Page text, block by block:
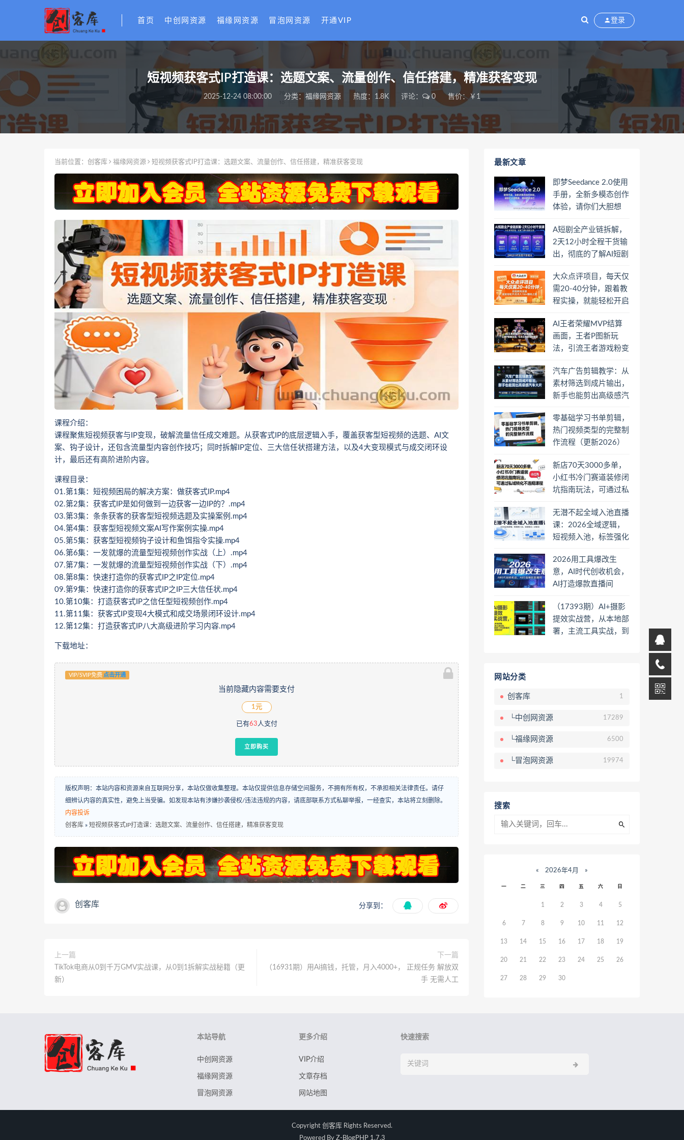
首页 中创网资源 福缘网资源 冒泡网资源 开通VIP 登录
短视频获客式IP打造课：选题文案、流量创作、信任搭建，精准获客变现
2025-12-24 08:00:00 分类： 福缘网资源 热度：1.8K 评论： 0 售价：￥1
当前位置： 创客库 福缘网资源 短视频获客式IP打造课：选题文案、流量创作、信任搭建，精准获客变现
课程介绍：
课程聚焦短视频获客与IP变现，破解流量信任成交难题。从获客式IP的底层逻辑入手，覆盖获客型短视频的选题、AI文
案、钩子设计，还包含流量型内容创作技巧；同时拆解IP定位、三大信任状搭建方法，以及4大变现模式与成交闭环设
计，最后还有高阶进阶内容。
课程目录：
01.第1集：短视频困局的解决方案：做获客式IP.mp4
02.第2集：获客式IP是如何做到一边获客一边IP的？.mp4
03.第3集：条条获客的获客型短视频选题及实操案例.mp4
04.第4集：获客型短视频文案AI写作案例实操.mp4
05.第5集：获客型短视频钩子设计和鱼饵指令实操.mp4
06.第6集：一发就爆的流量型短视频创作实战（上）.mp4
07.第7集：一发就爆的流量型短视频创作实战（下）.mp4
08.第8集：快速打造你的获客式IP之IP定位.mp4
09.第9集：快速打造你的获客式IP之IP三大信任状.mp4
10.第10集：打造获客式IP之信任型短视频创作.mp4
11.第11集：获客式IP变现4大模式和成交场景闭环设计.mp4
12.第12集：打造获客式IP八大高级进阶学习内容.mp4
下载地址：
VIP/SVIP免费 点击开通
当前隐藏内容需要支付
1元
已有63人支付
立即购买
版权声明：本站内容和资源来自互联网分享，本站仅做收集整理。本站仅提供信息存储空间服务，不拥有所有权，不承担相关法律责任。请仔
细辨认内容的真实性，避免上当受骗。如发现本站有涉嫌抄袭侵权/违法违规的内容，请底部联系方式私聊举报，一经查实，本站将立刻删除。
内容投诉
创客库 » 短视频获客式IP打造课：选题文案、流量创作、信任搭建，精准获客变现
创客库 分享到：
上一篇
TikTok电商从0到千万GMV实战课，从0到1拆解实战秘籍（更
新）
下一篇
（16931期）用Ai搞钱，托管，月入4000+， 正规任务 解放双
手 无需人工
最新文章
即梦Seedance 2.0使用
手册，全新多模态创作
体验，请你们大胆想
A短剧全产业链拆解，
2天12小时全程干货输
出，彻底的了解AI短剧
大众点评项目，每天仅
需20-40分钟，跟着教
程实操，就能轻松开启
AI王者荣耀MVP结算
画面，王者P图新玩
法，引流王者游戏粉变
汽车广告剪辑教学：从
素材筛选到成片输出，
新手也能剪出高级感汽
零基础学习书单剪辑，
热门视频类型的完整制
作流程（更新2026）
新店70天3000多单，
小红书冷门赛道装修闭
坑指南玩法，可通过私
无潜不起全域入池直播
课：2026全域逻辑，
短视频入池，标签强化
2026用工具爆改生
意，AI时代创收机会，
AI打造爆款直播间
（17393期）AI+摄影
提效实战营，从本地部
署，主流工具实战，到
网站分类
创客库 1
└中创网资源 17289
└福缘网资源 6500
└冒泡网资源 19974
搜索
« 2026年4月 »
一 二 三 四 五 六 日
1 2 3 4 5
6 7 8 9 10 11 12
13 14 15 16 17 18 19
20 21 22 23 24 25 26
27 28 29 30
本站导航
中创网资源
福缘网资源
冒泡网资源
更多介绍
VIP介绍
文章存档
网站地图
快速搜索
Copyright 创客库 Rights Reserved.
Powered By Z-BlogPHP 1.7.3